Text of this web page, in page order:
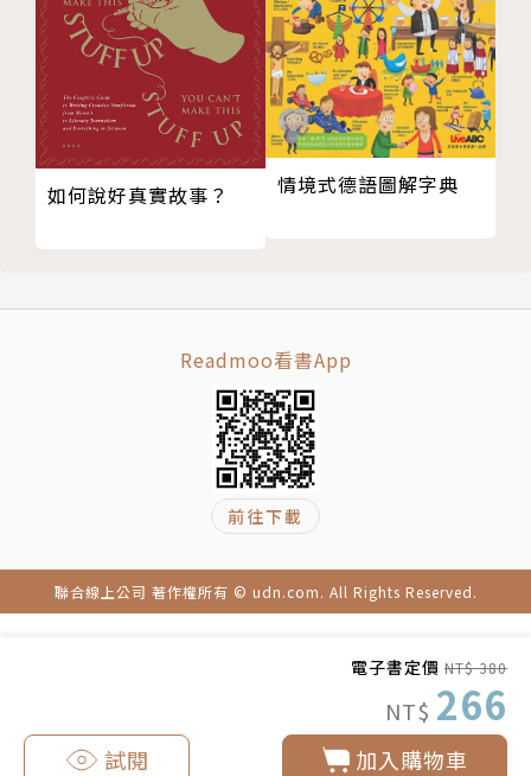
電子書定價 NT$ 380
NT$ 266
加入購物車
試閱
1.輔導上千名國際企業人才、常春藤名校的專業顧問M
adeleine首度出書，公開經驗和策略，讓你的能力和
創意不在與國際表達之間出了差錯。
2.口才和語言是敲門磚，更重要的還有建立職涯心態，
本書帶你發掘五種能力，未來持續挺身而進
白自己是誰、要什麼。
4.面試不卡關，一次公開8種外商必知題型，精選38句
5.吸引買家非下單不可的履歷工具，寫一張會發光的國
際化名片，讓你機會比別人多
19 解析面試問題背後真正含意：其實，面試官想完
全看透你
20 面試必備字句：面試Q&A問答技巧
21 掌握這些就十拿九穩：精選38句必勝金句
22 說了就Bye-bye了：30個面試時絕不能說的字
Part 04 英文履歷：這是一張名片，也是一份關於你
自己的廣告，當你遞出這份自己的簡介時，那個短暫的
寫在課堂之前
23 打造專屬於你的履歷表：教你輕鬆區分Resume
24 標準Resume該具備哪些內容：Resume也是有套
25 工作經驗不多怎麼辦 換個方式寫履歷：職能取向
26 履歷前導車幫你開道：手把手教你寫出殺手級的C
27 履歷Level up：想要一份更容易錄取的履歷，用
高級詞彙替換吧！
如何說好真實故事？ 情境式德語圖解字典
Readmoo看書App
前往下載
聯合線上公司 著作權所有 © udn.com. All Rights Reserved.